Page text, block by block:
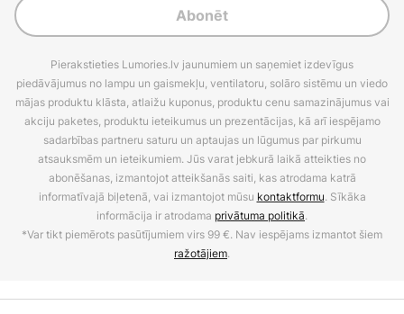
Abonēt
Pierakstieties Lumories.lv jaunumiem un saņemiet izdevīgus
piedāvājumus no lampu un gaismekļu, ventilatoru, solāro sistēmu un viedo
mājas produktu klāsta, atlaižu kuponus, produktu cenu samazinājumus vai
akciju paketes, produktu ieteikumus un prezentācijas, kā arī iespējamo
sadarbības partneru saturu un aptaujas un lūgumus par pirkumu
atsauksmēm un ieteikumiem. Jūs varat jebkurā laikā atteikties no
abonēšanas, izmantojot atteikšanās saiti, kas atrodama katrā
informatīvajā biļetenā, vai izmantojot mūsu kontaktformu. Sīkāka
informācija ir atrodama privātuma politikā.
*Var tikt piemērots pasūtījumiem virs 99 €. Nav iespējams izmantot šiem
ražotājiem.